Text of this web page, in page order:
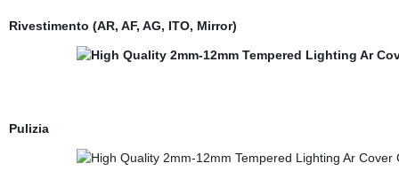
Rivestimento (AR, AF, AG, ITO, Mirror)
Pulizia